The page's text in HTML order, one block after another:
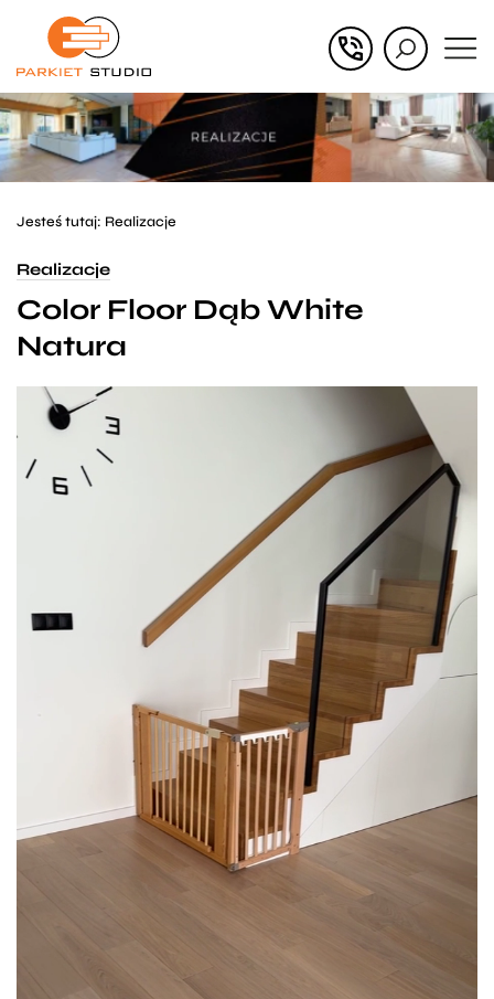
Przejdź
głównego
Przejdź
menu
w
stopce
Jesteś tutaj: Realizacje
Realizacje
Color Floor Dąb White
Natura